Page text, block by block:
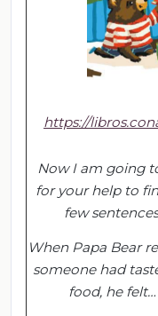
https://
Now I am going
for your help to
few
When Papa Bear
someone had
food, he felt…